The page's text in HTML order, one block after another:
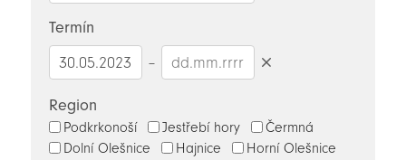
Termín
–
Region
Podkrkonoší Jestřebí hory
Čermná
Dolní Olešnice
Hajnice
Horní Olešnice